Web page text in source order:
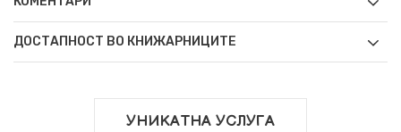
ДОСТАПНОСТ ВО КНИЖАРНИЦИТЕ
УНИКАТНА УСЛУГА